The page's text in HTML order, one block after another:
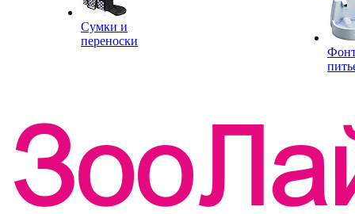
Сумки и
переноски